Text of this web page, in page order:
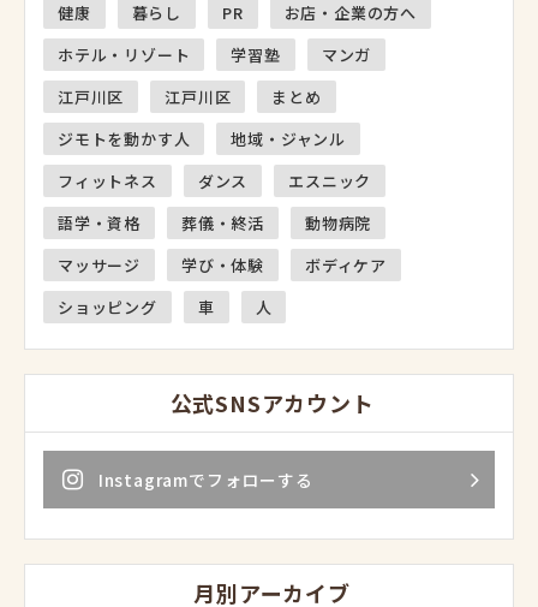
健康
暮らし PR
お店・企業の方へ
ホテル・リゾート
学習塾
マンガ
江戸川区
江戸川区
まとめ
ジモトを動かす人
地域・ジャンル
フィットネス
ダンス
エスニック
語学・資格
葬儀・終活
動物病院
マッサージ
学び・体験
ボディケア
ショッピング
車 人
公式SNSアカウント
Instagramでフォローする
月別アーカイブ